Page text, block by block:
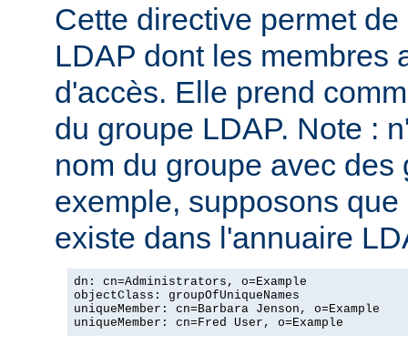
Cette directive permet
LDAP dont les membres
d'accès. Elle prend
du groupe LDAP. Note :
nom du groupe avec des
exemple, supposons
existe dans l'annuaire
dn: cn=Administrators, o=Example
objectClass: groupOfUniqueNames
uniqueMember: cn=Barbara Jenson, o=Example
uniqueMember: cn=Fred User, o=Example